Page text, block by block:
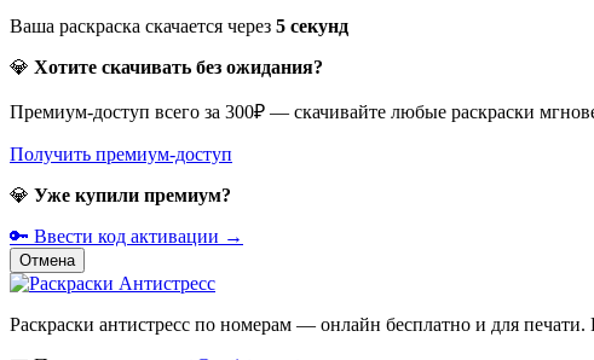
Ваша раскраска скачается через 5 секунд
💎 Хотите скачивать без ожидания?
Премиум-доступ всего за 300₽ — скачивайте любые раскраски
Получить премиум-доступ
💎 Уже купили премиум?
🔑 Ввести код активации →
Отмена
Раскраски антистресс по номерам — онлайн бесплатно и для печати.